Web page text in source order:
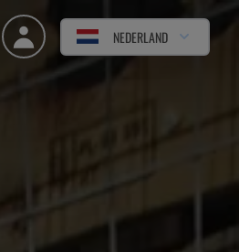
NEDERLAND